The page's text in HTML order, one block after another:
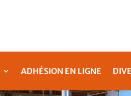
ADHÉSION EN LIGNE